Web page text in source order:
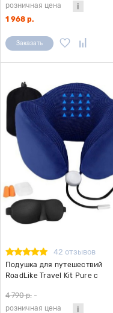
розничная цена
1 968 р.
Заказать
42 отзывов
Подушка для путешествий
RoadLike Travel Kit Pure с
4 790 р. -
розничная цена